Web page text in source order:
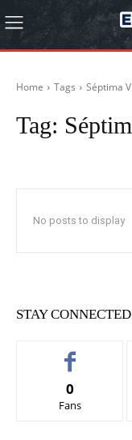
Home Tags Séptima
Tag:
No posts to display
STAY CONNECTED
0
Fans